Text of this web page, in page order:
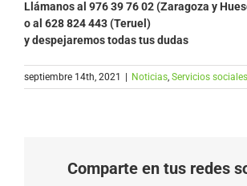
Llámanos al 976 39 76 02 (Zaragoza y
o al 628 824 443 (Teruel)
y despejaremos todas tus dudas
septiembre 14th, 2021 | Noticias Servicios sociales
Comparte en tus redes